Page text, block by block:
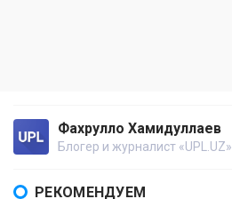
Фахрулло Хамидуллаев
Блогер и журналист «UPL.UZ»
РЕКОМЕНДУЕМ